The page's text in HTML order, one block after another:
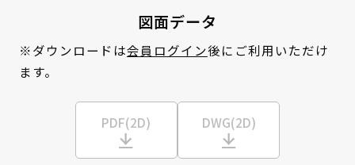
図面データ
※ダウンロードは会員ログイン後にご利用いただけ
ます。
PDF(2D) DWG(2D)